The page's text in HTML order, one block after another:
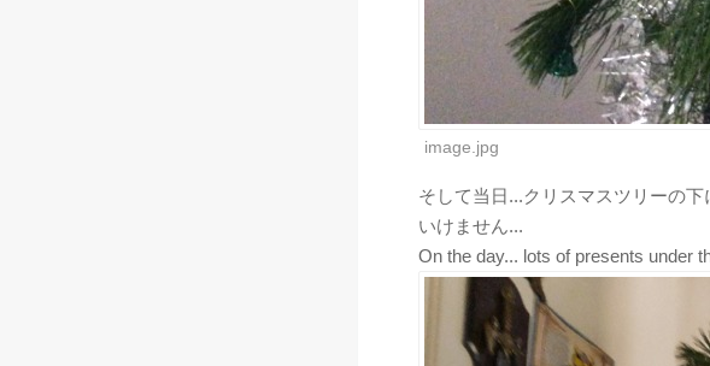
image.jpg
そして当日...クリスマスツリーの
いけません...
On the day... lots of presents under